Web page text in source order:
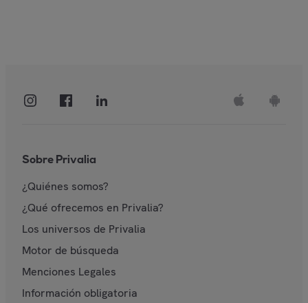
Sobre Privalia
¿Quiénes somos?
¿Qué ofrecemos en Privalia?
Los universos de Privalia
Motor de búsqueda
Menciones Legales
Información obligatoria